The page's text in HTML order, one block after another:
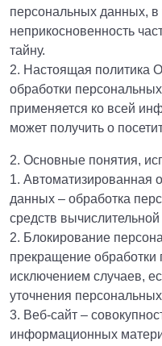
персональных данных,
неприкосновенность
тайну.
2. Настоящая политика
обработки
применяется ко всей
может получить о
2. Основные понятия,
1. Автоматизированная
данных – обработка
средств вычислительной
2. Блокирование
прекращение
исключением случаев,
уточнения
3. Веб-сайт –
информационных